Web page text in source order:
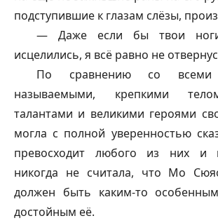
подступившие к глазам слёзы,
— Даже если бы твои
исцелились, я всё равно не
По сравнению со
называемыми, крепкими
талантами и великими героями
могла с полной уверенностью
превосходит любого из них и
никогда не считала, что Мо
должен быть каким-то
достойным её.